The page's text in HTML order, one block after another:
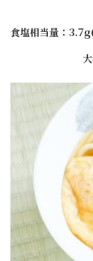
食塩相当量：